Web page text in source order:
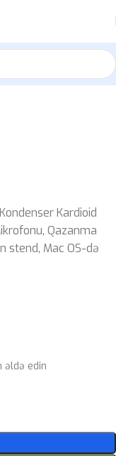
Kardioid
Qazanma
stend, Mac OS-də
əldə edin